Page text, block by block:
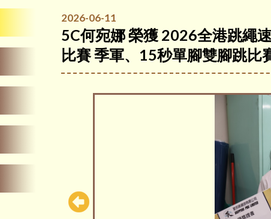
2026-06-11
5C何宛娜 榮獲 2026全港跳繩
比賽 季軍、15秒單腳雙腳跳比